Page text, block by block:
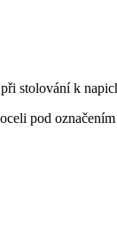
stolování k
pod